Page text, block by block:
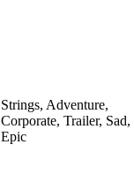
Strings, Adventure,
Corporate, Trailer, Sad,
Epic